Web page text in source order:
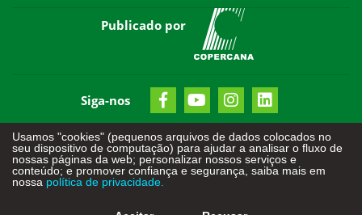
Publicado por
Siga-nos
Todos os direitos reservados - © 2026
Usamos "cookies" (pequenos arquivos de dados colocados no
seu dispositivo de computação) para ajudar a analisar o fluxo de
nossas páginas da web; personalizar nossos serviços e
conteúdo; e promover confiança e segurança, saiba mais em
nossa política de privacidade.